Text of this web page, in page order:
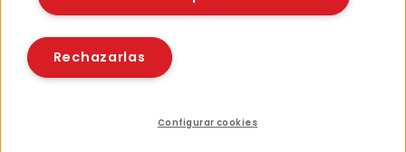
Políticas de cookies
Rechazarlas
Configurar cookies